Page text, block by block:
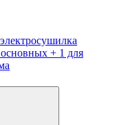
+ 1 для